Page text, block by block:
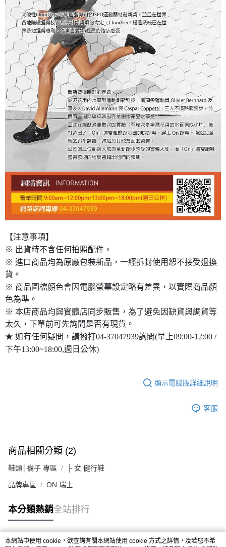
【注意事項】
※ 出貨時不含任何拍照配件。
※ 進口商品均為原廠包裝新品，一經拆封使用恕不接受退換
貨。
※ 商品圖檔顏色會因電腦螢幕設定略有差異，以實際商品顏
色為準。
※ 本店商品均與實體店同步販售，為了避免因缺貨與調貨等
太久，下單前可先詢問是否有現貨。
★ 如有任何疑問，請撥打04-37047939詢問(早上09:00-12:00 /
下午13:00~18:00,週日公休)
顯示電腦版詳細說明
客服
商品相關分類 (2)
鞋類│襪子 專區 ├ 女 健行鞋
品牌專區 ON 瑞士
本分類熱銷全站排行
本網站中使用 cookie，欲查詢有關本網站使用 cookie 方式之詳情，及若您不希